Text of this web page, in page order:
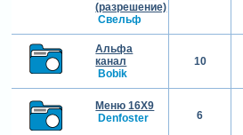
(разрешение)
Свельф
Альфа
канал
Bobik
10
Меню 16Х9
Denfoster
6